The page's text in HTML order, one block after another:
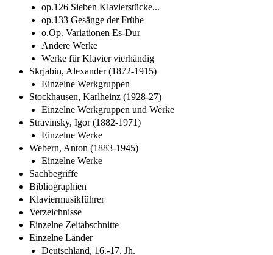
op.126 Sieben Klavierstücke...
op.133 Gesänge der Frühe
o.Op. Variationen Es-Dur
Andere Werke
Werke für Klavier vierhändig
Skrjabin, Alexander (1872-1915)
Einzelne Werkgruppen
Stockhausen, Karlheinz (1928-27)
Einzelne Werkgruppen und Werke
Stravinsky, Igor (1882-1971)
Einzelne Werke
Webern, Anton (1883-1945)
Einzelne Werke
Sachbegriffe
Bibliographien
Klaviermusikführer
Verzeichnisse
Einzelne Zeitabschnitte
Einzelne Länder
Deutschland, 16.-17. Jh.